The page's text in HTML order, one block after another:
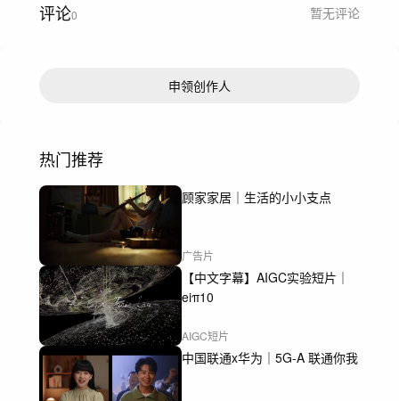
评论0 暂无评论
申领创作人
热门推荐
顾家家居｜生活的小小支点
广告片
【中文字幕】AIGC实验短片｜
eiπ10
AIGC短片
中国联通x华为｜5G-A 联通你我